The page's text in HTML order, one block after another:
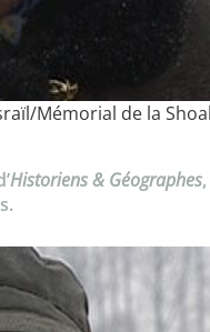
Mémorial de la
Historiens & Géographes,